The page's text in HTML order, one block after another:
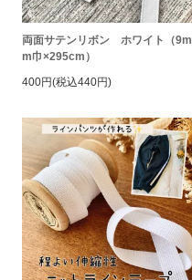
両面サテンリボン ホワイト（9m
m巾×295cm）
400円(税込440円)